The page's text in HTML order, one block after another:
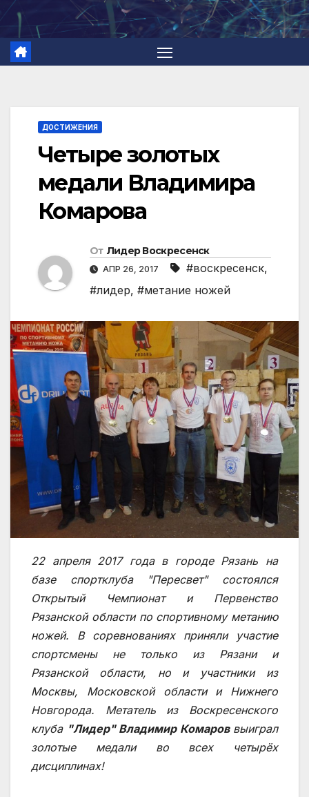
Перейти
содержимому
ДОСТИЖЕНИЯ
Четыре золотых
медали Владимира
Комарова
От Лидер Воскресенск
АПР 26, 2017 #воскресенск,
#лидер, #метание ножей
22 апреля 2017 года в городе Рязань на
базе спортклуба "Пересвет" состоялся
Открытый Чемпионат и Первенство
Рязанской области по спортивному метанию
ножей. В соревнованиях приняли участие
спортсмены не только из Рязани и
Рязанской области, но и участники из
Москвы, Московской области и Нижнего
Новгорода. Метатель из Воскресенского
клуба "Лидер" Владимир Комароввыиграл
золотые медали во всех четырёх
дисциплинах!